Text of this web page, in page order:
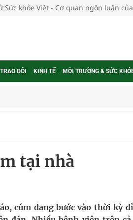
Sức khỏe Việt - Cơ quan ngôn luận của
ĐỔI KINH TẾ MÔI TRƯỜNG & SỨC
thuốc
khám sàng lọc cho người dân
cực hiệu quả
gia
tại nhà
cúm đang bước vào thời kỳ